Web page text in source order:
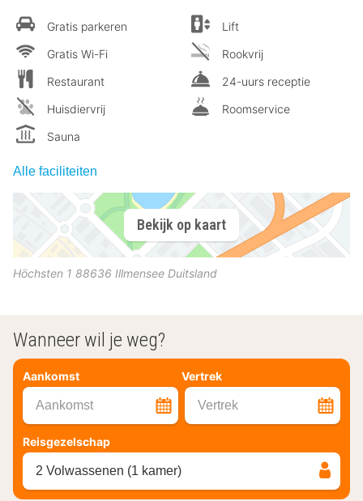
Gratis parkeren
Gratis Wi-Fi
Restaurant
Huisdiervrij
Sauna
Lift
Rookvrij
24-uurs receptie
Roomservice
Alle faciliteiten
Bekijk op kaart
Höchsten 1 88636 Illmensee Duitsland
Wanneer wil je weg?
Aankomst Vertrek
Aankomst Vertrek
Reisgezelschap
2 Volwassenen (1 kamer)